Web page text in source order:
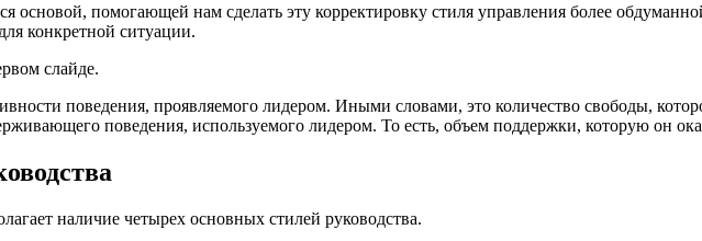
основой, помогающей нам сделать эту корректировку стиля управления более
конкретной ситуации.
слайде.
поведения, проявляемого лидером. Иными словами, это количество свободы,
поведения, используемого лидером. То есть, объем поддержки, которую он
наличие четырех основных стилей руководства.